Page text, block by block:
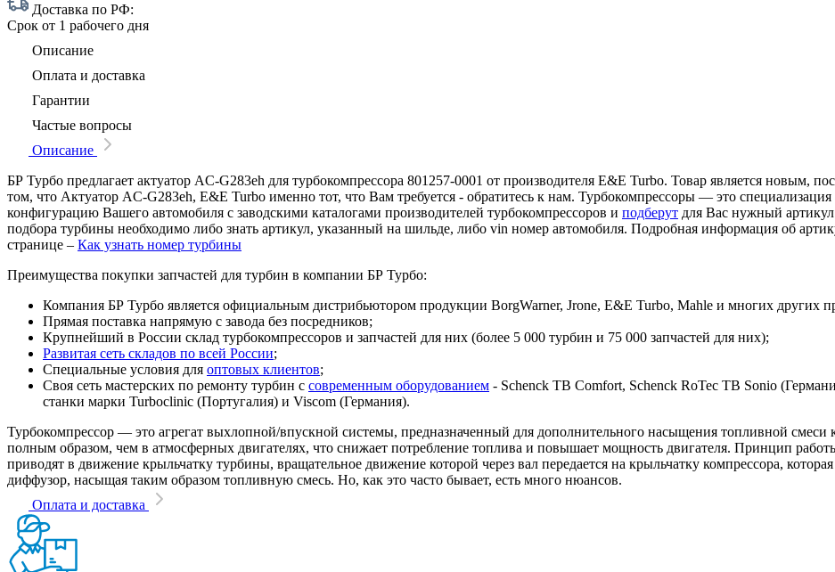
Доставка по РФ:
Срок от 1 рабочего дня
Описание
Оплата и доставка
Гарантии
Частые вопросы
Описание
БР Турбо предлагает актуатор AC-G283eh для турбокомпрессора 801257-0001 от производителя E&E Turbo. Товар является новым,
том, что Актуатор AC-G283eh, E&E Turbo именно тот, что Вам требуется - обратитесь к нам. Турбокомпрессоры — это
конфигурацию Вашего автомобиля с заводскими каталогами производителей турбокомпрессоров и подберут для Вас нужный
подбора турбины необходимо либо знать артикул, указанный на шильде, либо vin номер автомобиля. Подробная информация об
странице – Как узнать номер турбины
Преимущества покупки запчастей для турбин в компании БР Турбо:
Компания БР Турбо является официальным дистрибьютором продукции BorgWarner, Jrone, E&E Turbo, Mahle и многих других
Прямая поставка напрямую с завода без посредников;
Крупнейший в России склад турбокомпрессоров и запчастей для них (более 5 000 турбин и 75 000 запчастей для них);
Развитая сеть складов по всей России;
Специальные условия для оптовых клиентов;
Своя сеть мастерских по ремонту турбин с современным оборудованием - Schenck TB Comfort, Schenck RoTec TB Sonio
станки марки Turboclinic (Португалия) и Viscom (Германия).
Турбокомпрессор — это агрегат выхлопной/впускной системы, предназначенный для дополнительного насыщения топливной смеси
полным образом, чем в атмосферных двигателях, что снижает потребление топлива и повышает мощность двигателя. Принцип
приводят в движение крыльчатку турбины, вращательное движение которой через вал передается на крыльчатку компрессора,
диффузор, насыщая таким образом топливную смесь. Но, как это часто бывает, есть много нюансов.
Оплата и доставка